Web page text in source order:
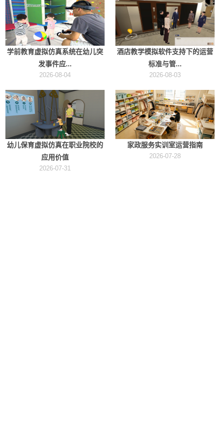
学前教育虚拟仿真系统在幼儿突
发事件应...
2026-08-04
酒店教学模拟软件支持下的运营
标准与管...
2026-08-03
幼儿保育虚拟仿真在职业院校的
应用价值
2026-07-31
家政服务实训室运营指南
2026-07-28